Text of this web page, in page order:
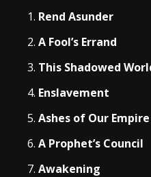
Rend Asunder
A Fool’s Errand
This Shadowed
Enslavement
Ashes of Our Empire
A Prophet’s Council
Awakening